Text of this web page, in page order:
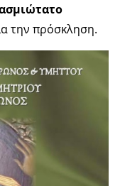
την πρόσκληση.